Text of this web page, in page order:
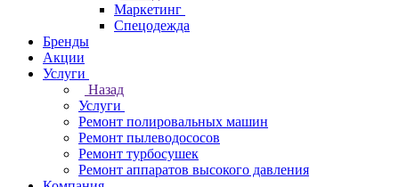
Маркетинг
Спецодежда
Бренды
Акции
Услуги
Назад
Услуги
Ремонт полировальных машин
Ремонт пылеводососов
Ремонт турбосушек
Ремонт аппаратов высокого давления